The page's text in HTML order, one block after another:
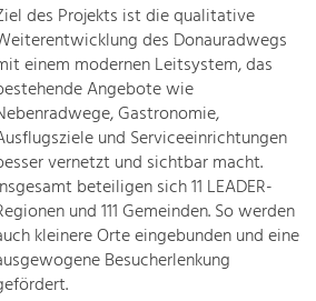
Value Added.
des Projekts ist die qualitative
des Donauradwegs
einem modernen Leitsystem, das
Angebote wie
Gastronomie,
und Serviceeinrichtungen
vernetzt und sichtbar macht.
beteiligen sich 11 LEADER-
und 111 Gemeinden. So werden
kleinere Orte eingebunden und eine
Besucherlenkung